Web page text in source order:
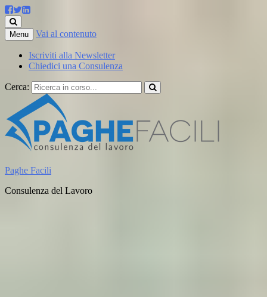
Menu Vai al contenuto
Iscriviti alla Newsletter
Chiedici una Consulenza
Cerca:
Paghe Facili
Consulenza del Lavoro